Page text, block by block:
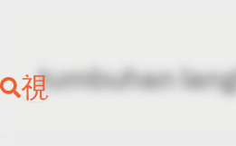
tumbuhan